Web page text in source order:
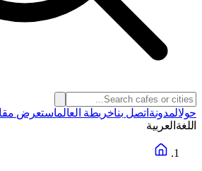
حولالمدونة اتصل بناخريطة العالماستعرض
اللغة العربية